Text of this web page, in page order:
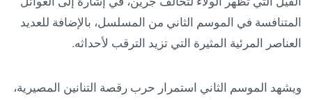
المتنافسة في الموسم الثاني من المسلسل، بالإضافة للعديد
العناصر المرئية المثيرة التي تزيد الترقب لأحداثه.
ويشهد الموسم الثاني استمرار حرب رقصة التنانين المصيرية،